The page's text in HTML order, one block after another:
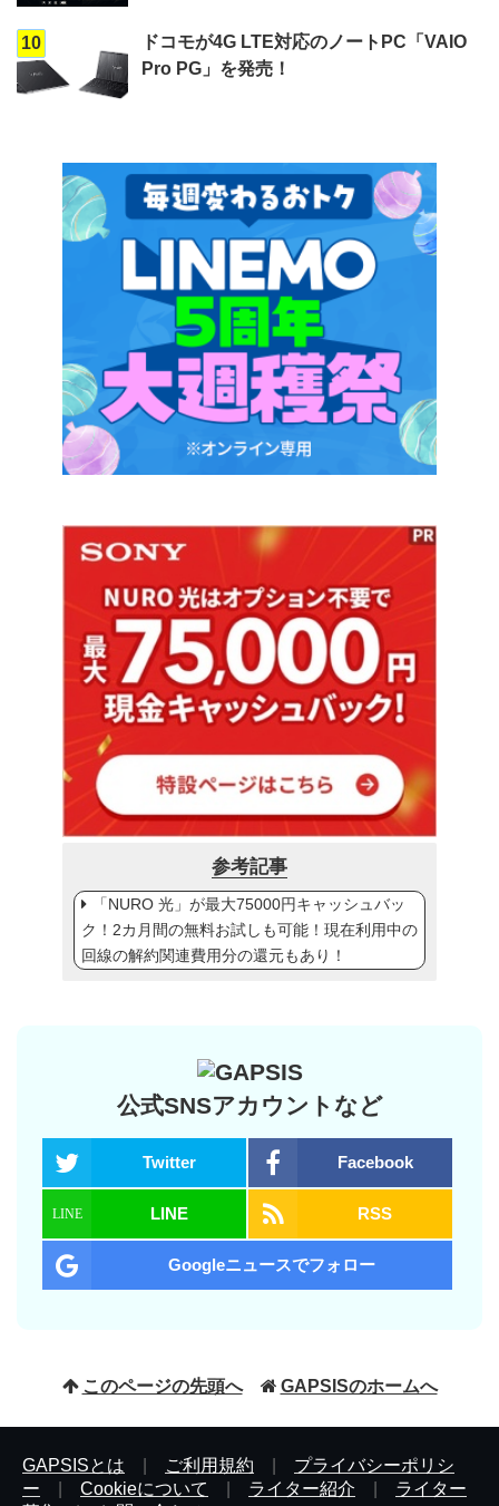
10
ドコモが4G LTE対応のノートPC「VAIO
Pro PG」を発売！
参考記事
「NURO 光」が最大75000円キャッシュバッ
ク！2カ月間の無料お試しも可能！現在利用中の
回線の解約関連費用分の還元もあり！
公式SNSアカウントなど
Twitter Facebook
LINE RSS
Googleニュースでフォロー
このページの先頭へ GAPSISのホームへ
GAPSISとは ご利用規約
プライバシーポリシ
ー
Cookieについて ライター紹介
ライター